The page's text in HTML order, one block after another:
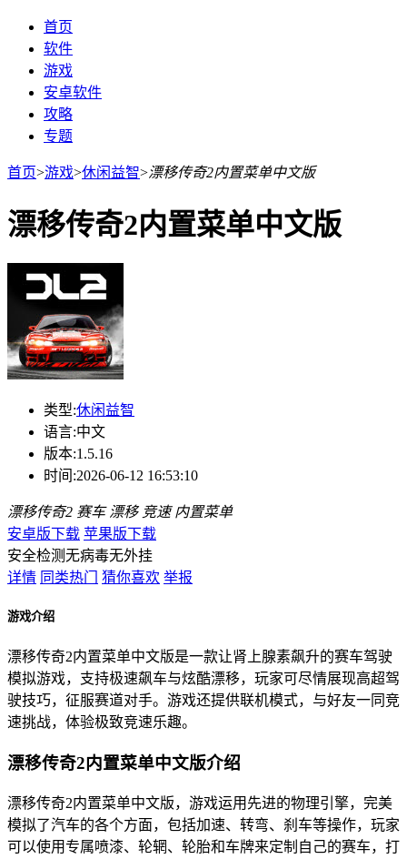
首页
软件
游戏
安卓软件
攻略
专题
首页>游戏>休闲益智>漂移传奇2内置菜单中文版
漂移传奇2内置菜单中文版
类型:休闲益智
语言:中文
版本:1.5.16
时间:2026-06-12 16:53:10
漂移传奇2 赛车 漂移 竞速 内置菜单
安卓版下载 苹果版下载
安全检测无病毒无外挂
详情 同类热门 猜你喜欢 举报
游戏介绍
漂移传奇2内置菜单中文版是一款让肾上腺素飙升的赛车驾驶
模拟游戏，支持极速飙车与炫酷漂移，玩家可尽情展现高超驾
驶技巧，征服赛道对手。游戏还提供联机模式，与好友一同竞
速挑战，体验极致竞速乐趣。
漂移传奇2内置菜单中文版介绍
漂移传奇2内置菜单中文版，游戏运用先进的物理引擎，完美
模拟了汽车的各个方面，包括加速、转弯、刹车等操作，玩家
可以使用专属喷漆、轮辋、轮胎和车牌来定制自己的赛车，打